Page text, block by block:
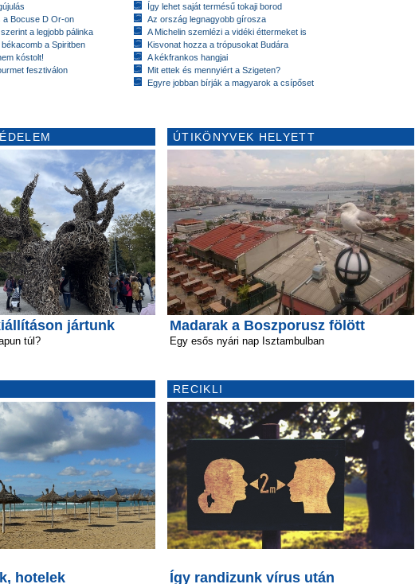
a Bocuse D Or-on
a legjobb pálinka
a Spiritben
kóstolt!
fesztiválon
Így lehet saját termésű tokaji borod
Az ország legnagyobb gírosza
A Michelin szemlézi a vidéki éttermeket is
Kisvonat hozza a trópusokat Budára
A kékfrankos hangjai
Mit ettek és mennyiért a Szigeten?
Egyre jobban bírják a magyarok a csípőset
jártunk
túl?
hotelek
ÚTIKÖNYVEK HELYETT
Madarak a Boszporusz fölött
Egy esős nyári nap Isztambulban
RECIKLI
Így randizunk vírus után